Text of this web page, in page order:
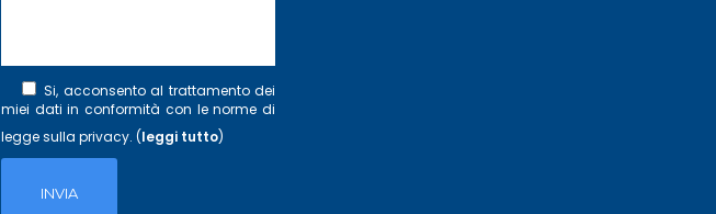
Si, acconsento al trattamento dei
miei dati in conformità con le norme di
legge sulla privacy. (leggi tutto)